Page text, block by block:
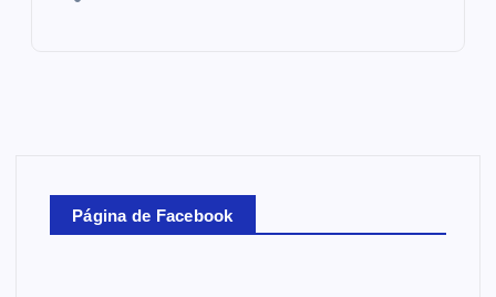
Página de Facebook